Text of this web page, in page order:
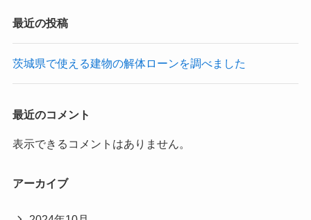
最近の投稿
茨城県で使える建物の解体ローンを調べました
最近のコメント
表示できるコメントはありません。
アーカイブ